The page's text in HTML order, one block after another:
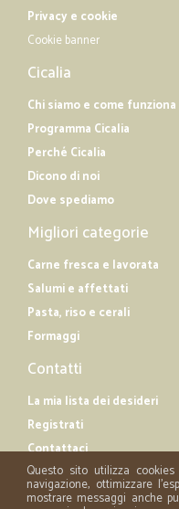
Privacy e cookie
Cookie banner
Cicalia
Chi siamo e come funziona
Programma Cicalia
Perché Cicalia
Dicono di noi
Dove spediamo
Migliori categorie
Carne fresca e lavorata
Salumi e affettati
Pasta, riso e cerali
Formaggi
Contatti
La mia lista dei desideri
Registrati
Contattaci
Questo sito utilizza
navigazione, ottimizzare
mostrare messaggi anche